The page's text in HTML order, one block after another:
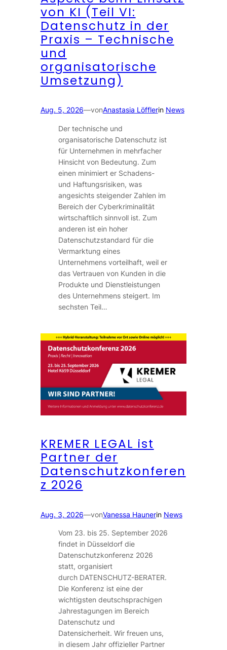
von KI (Teil VI:
Datenschutz in der
Praxis – Technische
und
organisatorische
Umsetzung)
Aug. 5, 2026—vonAnastasia Löfflerin News
Der technische und
organisatorische Datenschutz ist
für Unternehmen in mehrfacher
Hinsicht von Bedeutung. Zum
einen minimiert er Schadens-
und Haftungsrisiken, was
angesichts steigender Zahlen im
Bereich der Cyberkriminalität
wirtschaftlich sinnvoll ist. Zum
anderen ist ein hoher
Datenschutzstandard für die
Vermarktung eines
Unternehmens vorteilhaft, weil er
das Vertrauen von Kunden in die
Produkte und Dienstleistungen
des Unternehmens steigert. Im
sechsten Teil…
KREMER LEGAL ist
Partner der
Datenschutzkonferen
z 2026
Aug. 3, 2026—vonVanessa Haunerin News
Vom 23. bis 25. September 2026
findet in Düsseldorf die
Datenschutzkonferenz 2026
statt, organisiert
durch DATENSCHUTZ-BERATER.
Die Konferenz ist eine der
wichtigsten deutschsprachigen
Jahrestagungen im Bereich
Datenschutz und
Datensicherheit. Wir freuen uns,
in diesem Jahr offizieller Partner